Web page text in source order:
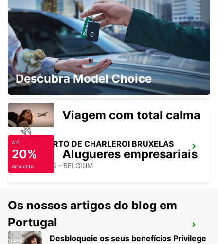
ZAVENTEM - BELGIUM
KERPEN SINDORF
KERPEN SINDORF - GERMANY
AEROPORTO DE CHARLEROI BRUXELAS
SUL
GOSSELIES - BELGIUM
CHARLEROI CENTRO
JUMET - BELGIUM
Descubra Model Choice
Viagem com total calma
Até
20%
desconto
Alugueres empresariais
Os nossos artigos do blog em
Portugal
Desbloqueie os seus benefícios Privilege